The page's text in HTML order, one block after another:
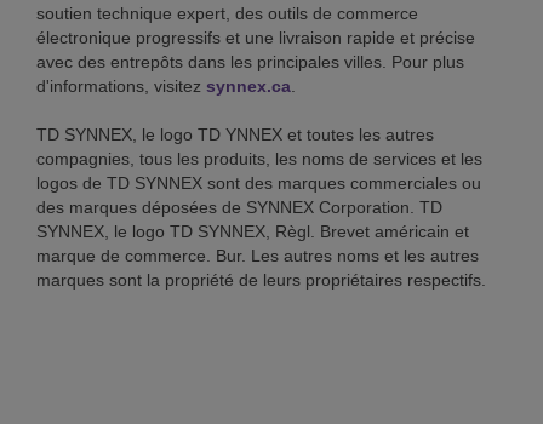
soutien technique expert, des outils de commerce
électronique progressifs et une livraison rapide et précise
avec des entrepôts dans les principales villes. Pour plus
d'informations, visitez synnex.ca
TD SYNNEX, le logo TD YNNEX et toutes les autres
compagnies, tous les produits, les noms de services et les
logos de TD SYNNEX sont des marques commerciales ou
des marques déposées de SYNNEX Corporation. TD
SYNNEX, le logo TD SYNNEX, Règl. Brevet américain et
marque de commerce. Bur. Les autres noms et les autres
marques sont la propriété de leurs propriétaires respectifs.